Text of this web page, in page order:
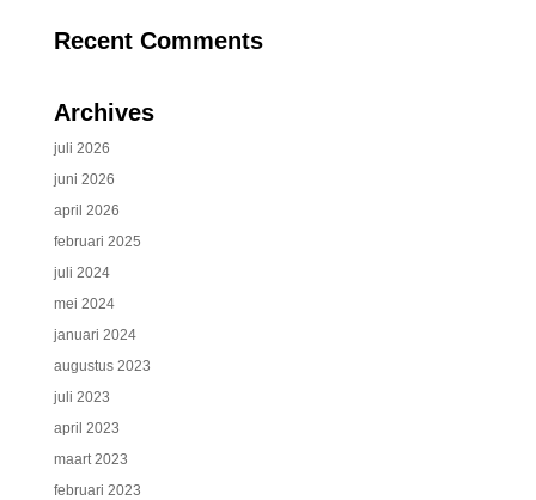
Recent Comments
Archives
juli 2026
juni 2026
april 2026
februari 2025
juli 2024
mei 2024
januari 2024
augustus 2023
juli 2023
april 2023
maart 2023
februari 2023